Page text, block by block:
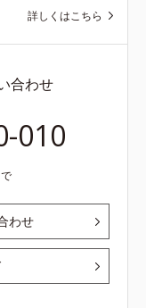
詳しくはこちら
合わせ
010
わせ